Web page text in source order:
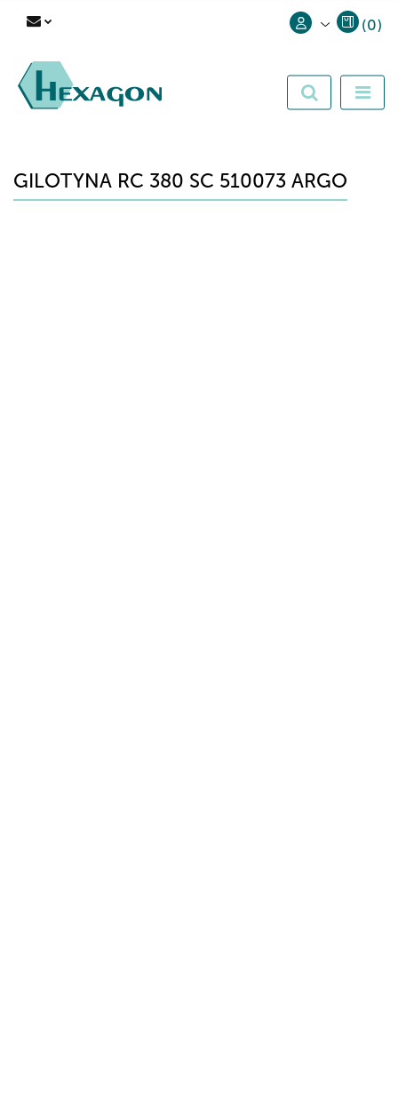
Zarejestruj się
(0)
GILOTYNA RC 380 SC 510073 ARGO